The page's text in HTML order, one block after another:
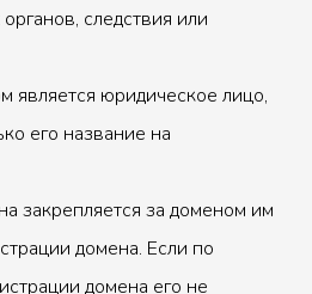
следствия или
является юридическое лицо,
его название на
закрепляется за доменом им
домена. Если по
домена его не